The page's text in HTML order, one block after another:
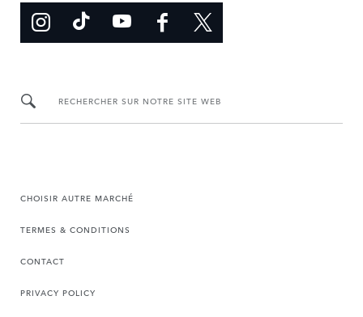
RECHERCHER SUR NOTRE SITE WEB
CHOISIR AUTRE MARCHÉ
TERMES & CONDITIONS
CONTACT
PRIVACY POLICY